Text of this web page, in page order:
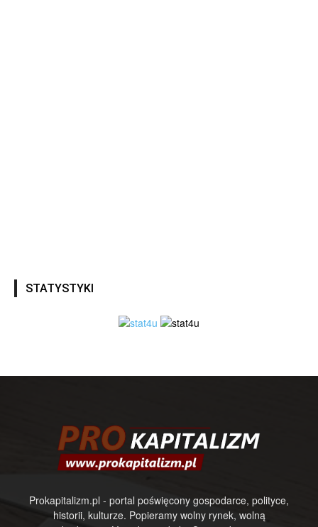
STATYSTYKI
Prokapitalizm.pl - portal poświęcony gospodarce, polityce,
historii, kulturze. Popieramy wolny rynek, wolną